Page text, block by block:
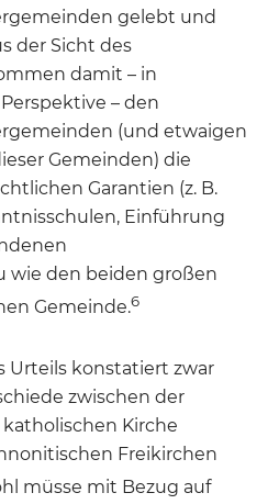
gelebt und
der Sicht des
damit – in
– den
(und etwaigen
Gemeinden) die
Garantien (z. B.
Einführung
wie den beiden großen
Gemeinde.6
Urteils konstatiert zwar
zwischen der
Kirche
Freikirchen
müsse mit Bezug auf